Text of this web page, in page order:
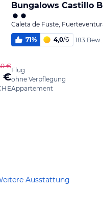
€
€
Bungalows Castillo
Caleta de Fuste,
71% 4,0/6 183 Bew.
Flug
ohne Verpflegung
Appartement
Ausstattung